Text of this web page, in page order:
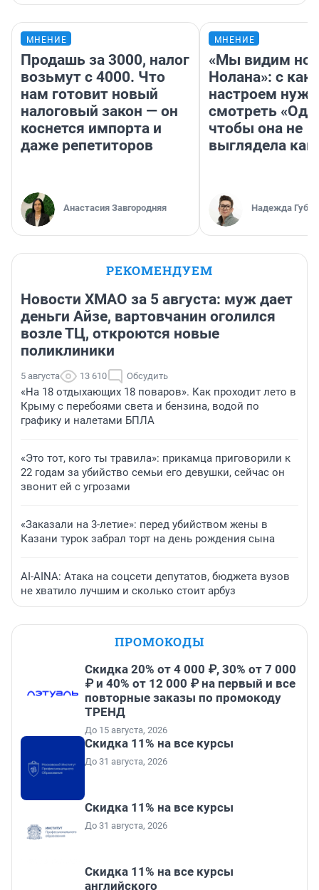
МНЕНИЕ
Продашь за 3000, налог
возьмут с 4000. Что
нам готовит новый
налоговый закон — он
коснется импорта и
даже репетиторов
Анастасия Завгородняя
МНЕНИЕ
«Мы видим
Нолана»: с
настроем
смотреть
чтобы она не
выглядела как
Надежда
РЕКОМЕНДУЕМ
Новости ХМАО за 5 августа: муж дает
деньги Айзе, вартовчанин оголился
возле ТЦ, откроются новые
поликлиники
5 августа 13 610 Обсудить
«На 18 отдыхающих 18 поваров». Как проходит лето в
Крыму с перебоями света и бензина, водой по
графику и налетами БПЛА
«Это тот, кого ты травила»: прикамца приговорили к
22 годам за убийство семьи его девушки, сейчас он
звонит ей с угрозами
«Заказали на 3-летие»: перед убийством жены в
Казани турок забрал торт на день рождения сына
AI-AINA: Атака на соцсети депутатов, бюджета вузов
не хватило лучшим и сколько стоит арбуз
ПРОМОКОДЫ
Скидка 20% от 4 000 ₽, 30% от 7 000
₽ и 40% от 12 000 ₽ на первый и все
повторные заказы по промокоду
ТРЕНД
До 15 августа, 2026
Скидка 11% на все курсы
До 31 августа, 2026
Скидка 11% на все курсы
До 31 августа, 2026
Скидка 11% на все курсы
английского